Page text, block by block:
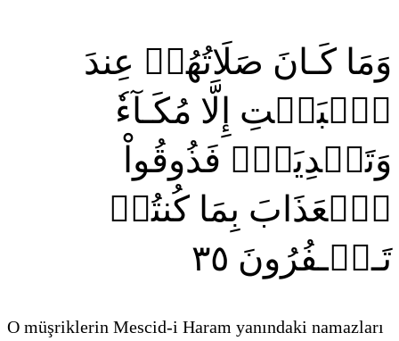
وَمَا كَـانَ صَلَاتُهُمۡ عِندَ
ٱلۡبَيۡتِ إِلَّا مُكَـآءٗ
وَتَصۡدِيَةٗۚ فَذُوقُواْ
ٱلۡعَذَابَ بِمَا كُنتُمۡ
تَـكۡـفُرُونَ ٣٥
O müşriklerin Mescid-i Haram yanındaki namazları